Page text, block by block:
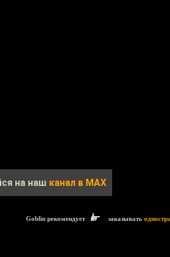
на наш канал в MAX
Goblin рекомендует заказывать